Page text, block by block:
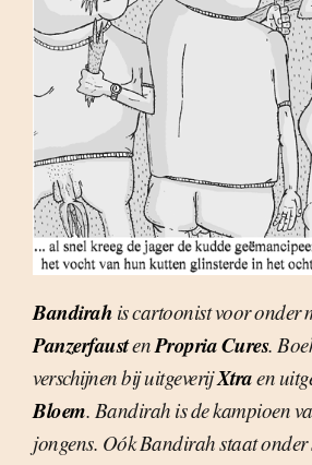
Bandirah is cartoonist voor onder
PanzerfaustenPropria Cures.
verschijnen bij uitgeverijXtraen
Bloem. Bandirah is de kampioen
jongens. Oók Bandirah staat onder